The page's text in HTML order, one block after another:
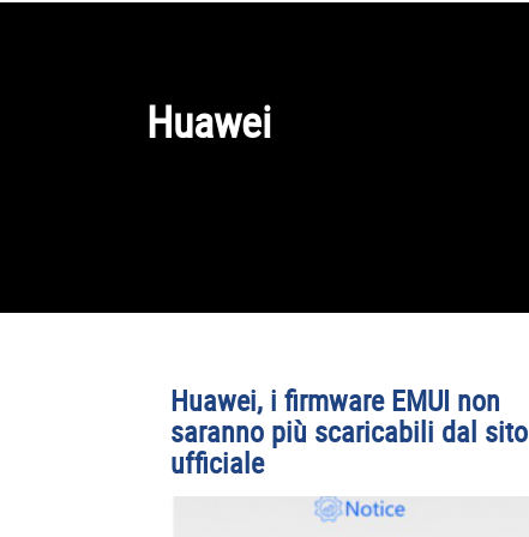
Huawei
Huawei, i firmware EMUI non
saranno più scaricabili dal sito
ufficiale